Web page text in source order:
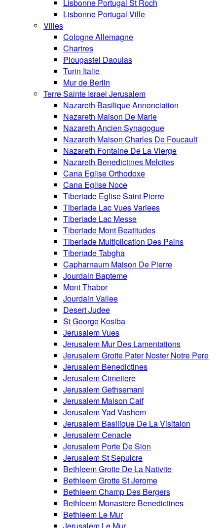
Lisbonne Portugal St Roch
Lisbonne Portugal Ville
Villes
Cologne Allemagne
Chartres
Plougastel Daoulas
Turin Italie
Mur de Berlin
Terre Sainte Israel Jerusalem
Nazareth Basilique Annonciation
Nazareth Maison De Marie
Nazareth Ancien Synagogue
Nazareth Maison Charles De Foucault
Nazareth Fontaine De La Vierge
Nazareth Benedictines Melcites
Cana Eglise Orthodoxe
Cana Eglise Noce
Tiberiade Eglise Saint Pierre
Tiberiade Lac Vues Variees
Tiberiade Lac Messe
Tiberiade Mont Beatitudes
Tiberiade Multiplication Des Pains
Tiberiade Tabgha
Capharnaum Maison De Pierre
Jourdain Bapteme
Mont Thabor
Jourdain Vallee
Desert Judee
St George Kosiba
Jerusalem Vues
Jerusalem Mur Des Lamentations
Jerusalem Grotte Pater Noster Notre Pere
Jerusalem Benedictines
Jerusalem Cimetiere
Jerusalem Gethsemani
Jerusalem Maison Caif
Jerusalem Yad Vashem
Jerusalem Basilique De La Visitaion
Jerusalem Cenacle
Jerusalem Porte De Sion
Jerusalem St Sepulcre
Bethleem Grotte De La Nativite
Bethleem Grotte St Jerome
Bethleem Champ Des Bergers
Bethleem Monastere Benedictines
Bethleem Le Mur